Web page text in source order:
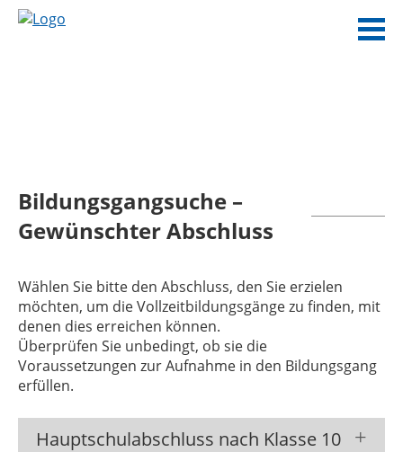
Bildungsgangsuche –
Gewünschter Abschluss
Wählen Sie bitte den Abschluss, den Sie erzielen
möchten, um die Vollzeitbildungsgänge zu finden, mit
denen dies erreichen können.
Überprüfen Sie unbedingt, ob sie die
Voraussetzungen zur Aufnahme in den Bildungsgang
erfüllen.
Hauptschulabschluss nach Klasse 10